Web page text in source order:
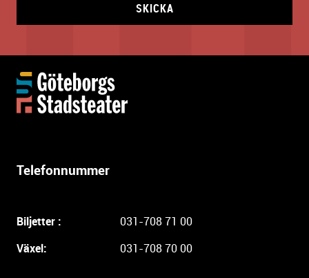
SKICKA
Telefonnummer
Biljetter :
031-708 71 00
Växel:
031-708 70 00